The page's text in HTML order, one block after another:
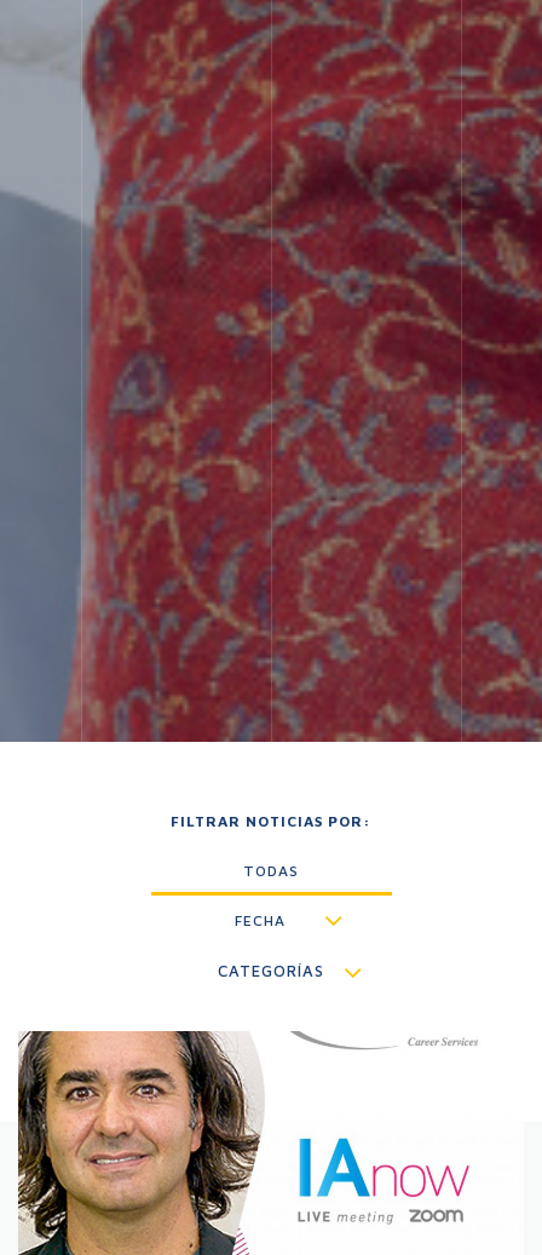
FILTRAR NOTICIAS POR:
TODAS
FECHA
CATEGORÍAS